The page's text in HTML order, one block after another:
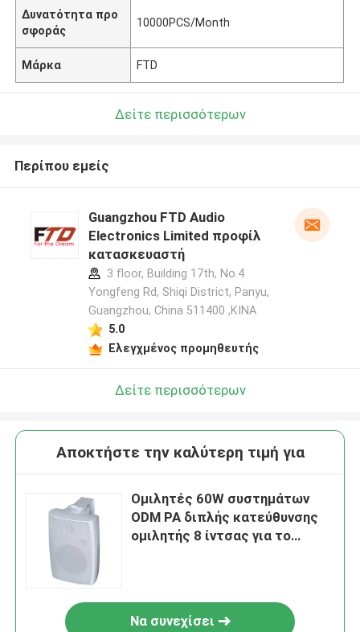
Δυνατότητα προ
σφοράς
10000PCS/Month
Μάρκα FTD
Δείτε περισσότερων
Περίπου εμείς
Guangzhou FTD Audio
Electronics Limited προφίλ
κατασκευαστή
3 floor, Building 17th, No.4
Yongfeng Rd, Shiqi District, Panyu,
Guangzhou, China 511400 ,ΚΙΝΑ
5.0
Ελεγχμένος προμηθευτής
Δείτε περισσότερων
Αποκτήστε την καλύτερη τιμή για
Ομιλητές 60W συστημάτων
ODM PA διπλής κατεύθυνσης
ομιλητής 8 ίντσας για το
Να συνεχίσει